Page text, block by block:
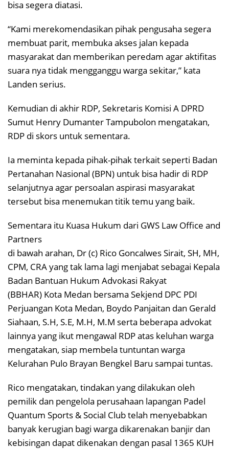
bisa segera diatasi.
“Kami merekomendasikan pihak pengusaha segera
membuat parit, membuka akses jalan kepada
masyarakat dan memberikan peredam agar aktifitas
suara nya tidak mengganggu warga sekitar,” kata
Landen serius.
Kemudian di akhir RDP, Sekretaris Komisi A DPRD
Sumut Henry Dumanter Tampubolon mengatakan,
RDP di skors untuk sementara.
Ia meminta kepada pihak-pihak terkait seperti Badan
Pertanahan Nasional (BPN) untuk bisa hadir di RDP
selanjutnya agar persoalan aspirasi masyarakat
tersebut bisa menemukan titik temu yang baik.
Sementara itu Kuasa Hukum dari GWS Law Office and
Partners
di bawah arahan, Dr (c) Rico Goncalwes Sirait, SH, MH,
CPM, CRA yang tak lama lagi menjabat sebagai Kepala
Badan Bantuan Hukum Advokasi Rakyat
(BBHAR) Kota Medan bersama Sekjend DPC PDI
Perjuangan Kota Medan, Boydo Panjaitan dan Gerald
Siahaan, S.H, S.E, M.H, M.M serta beberapa advokat
lainnya yang ikut mengawal RDP atas keluhan warga
mengatakan, siap membela tuntuntan warga
Kelurahan Pulo Brayan Bengkel Baru sampai tuntas.
Rico mengatakan, tindakan yang dilakukan oleh
pemilik dan pengelola perusahaan lapangan Padel
Quantum Sports & Social Club telah menyebabkan
banyak kerugian bagi warga dikarenakan banjir dan
kebisingan dapat dikenakan dengan pasal 1365 KUH